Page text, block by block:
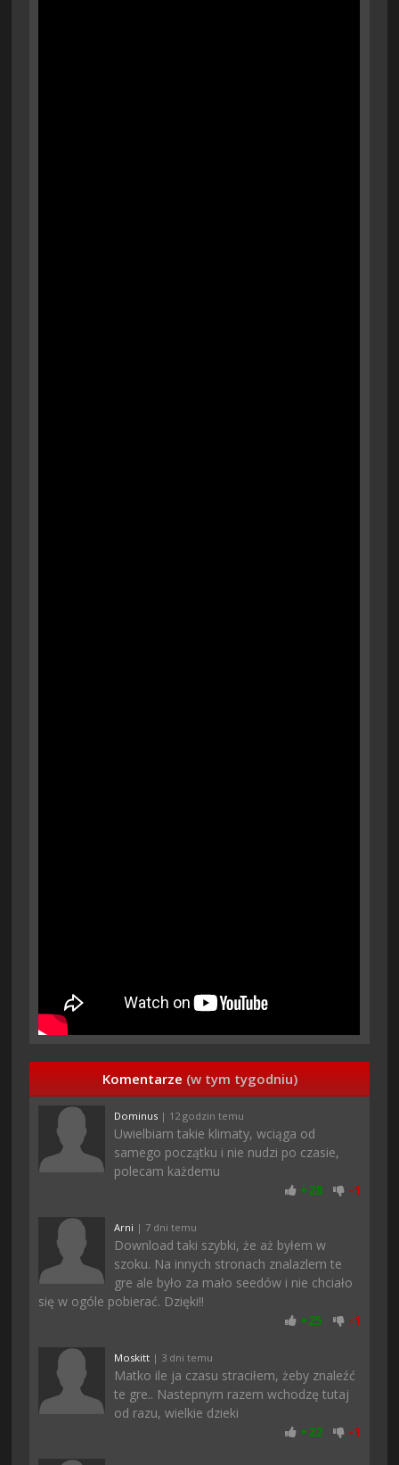
Komentarze (w tym tygodniu)
Dominus | 12 godzin temu
Uwielbiam takie klimaty, wciąga od
samego początku i nie nudzi po czasie,
polecam każdemu
+28 -1
Arni | 7 dni temu
Download taki szybki, że aż byłem w
szoku. Na innych stronach znalazlem te
gre ale było za mało seedów i nie chciało
się w ogóle pobierać. Dzięki!!
+25 -1
Moskitt | 3 dni temu
Matko ile ja czasu straciłem, żeby znaleźć
te gre.. Nastepnym razem wchodzę tutaj
od razu, wielkie dzieki
+22 -1